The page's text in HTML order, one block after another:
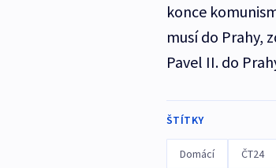
konce
musí do Prahy,
Pavel II. do
ŠTÍTKY
Domácí ČT24